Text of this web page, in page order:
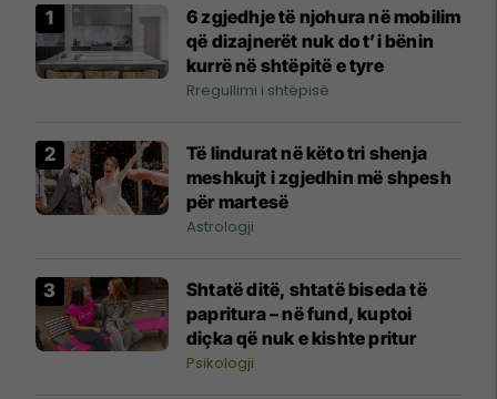
6 zgjedhje të njohura në mobilim
që dizajnerët nuk do t’i bënin
kurrë në shtëpitë e tyre
Rregullimi i shtëpisë
Të lindurat në këto tri shenja
meshkujt i zgjedhin më shpesh
për martesë
Astrologji
Shtatë ditë, shtatë biseda të
papritura – në fund, kuptoi
diçka që nuk e kishte pritur
Psikologji